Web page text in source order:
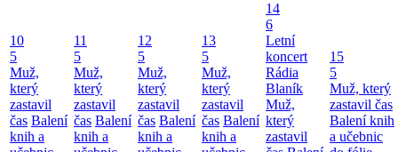
10
5
Muž,
který
zastavil
čas Balení
knih a
11
5
Muž,
který
zastavil
čas Balení
knih a
12
5
Muž,
který
zastavil
čas Balení
knih a
13
5
Muž,
který
zastavil
čas Balení
knih a
14
6
Letní
koncert
Rádia
Blaník
Muž,
který
zastavil
15
5
Muž, který
zastavil čas
Balení knih
a učebnic